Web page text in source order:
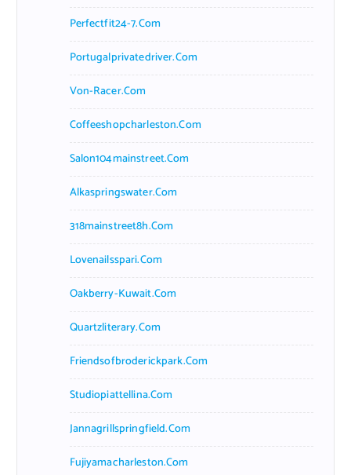
Perfectfit24-7.com
Portugalprivatedriver.com
Von-Racer.com
Coffeeshopcharleston.com
Salon104mainstreet.com
Alkaspringswater.com
318mainstreet8h.com
Lovenailsspari.com
Oakberry-Kuwait.com
Quartzliterary.com
Friendsofbroderickpark.com
Studiopiattellina.com
Jannagrillspringfield.com
Fujiyamacharleston.com